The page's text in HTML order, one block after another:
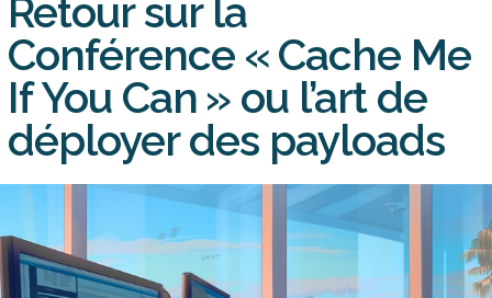
Retour sur la
Conférence « Cache Me
If You Can » ou l’art de
déployer des payloads